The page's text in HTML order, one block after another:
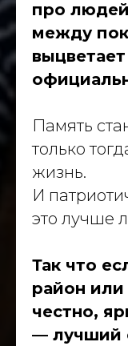
про
между
Память
только
жизнь.
И
это лучше
Так что
район или
честно,
— лучший